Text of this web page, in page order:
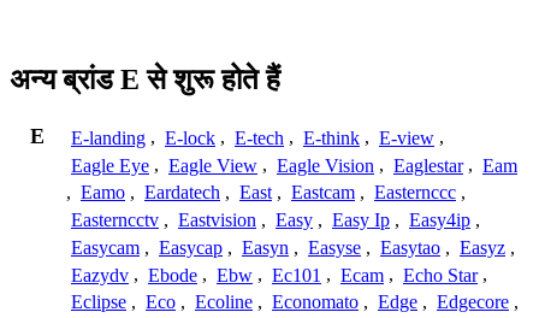
अन्य ब्रांड E से शुरू होते हैं
E E-landing , E-lock , E-tech , E-think , E-view ,
Eagle Eye , Eagle View , Eagle Vision , Eaglestar , Eam
, Eamo , Eardatech , East , Eastcam , Easternccc ,
Easterncctv , Eastvision , Easy , Easy Ip , Easy4ip ,
Easycam , Easycap , Easyn , Easyse , Easytao , Easyz ,
Eazydv , Ebode , Ebw , Ec101 , Ecam , Echo Star ,
Eclipse , Eco , Ecoline , Economato , Edge , Edgecore ,